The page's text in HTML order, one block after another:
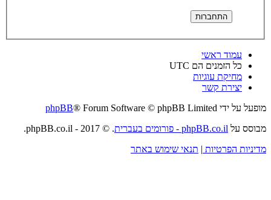
עמוד ראשי
כל הזמנים הם UTC
מחיקת עוגיות
יצירת קשר
מופעל על ידי
phpBB® Forum Software © phpBB Limited
מבוסס על phpBB.co.il - פורומים בעברית
. © 2017 - phpBB.co.il.
מדיניות הפרטיות | תנאי שימוש באתר